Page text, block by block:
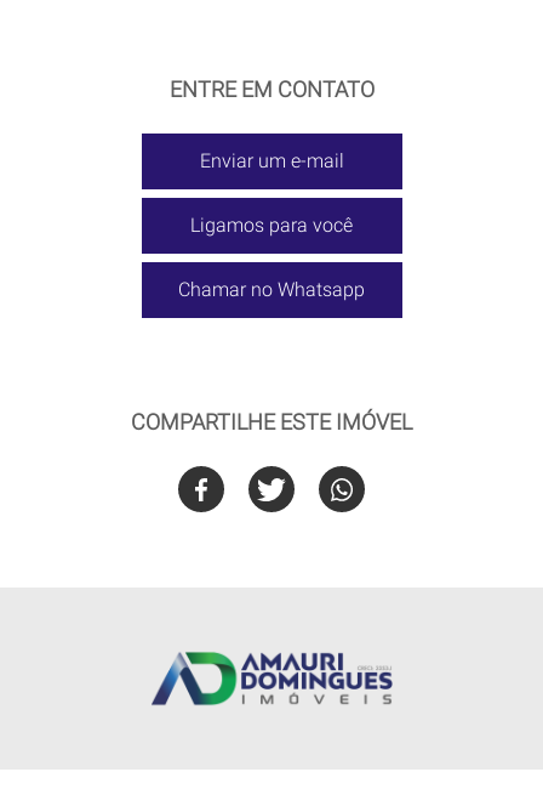
ENTRE EM CONTATO
Enviar um e-mail
Ligamos para você
Chamar no Whatsapp
COMPARTILHE ESTE IMÓVEL